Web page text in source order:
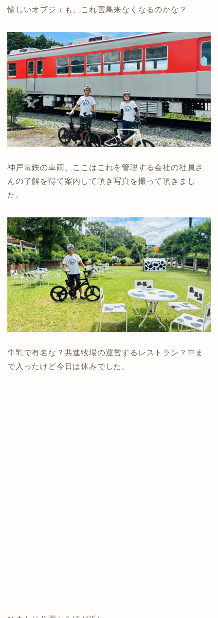
愉しいオブジェも、これ害鳥来なくなるのかな？
神戸電鉄の車両、ここはこれを管理する会社の社員さ
んの了解を得て案内して頂き写真を撮って頂きまし
た。
牛乳で有名な？共進牧場の運営するレストラン？中ま
で入ったけど今日は休みでした。